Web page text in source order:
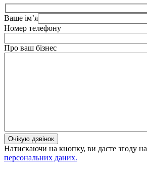
Ваше ім’я
Номер телефону
Про ваш бізнес
Очікую дзвінок
Натискаючи на кнопку, ви даєте згоду на
персональних даних.